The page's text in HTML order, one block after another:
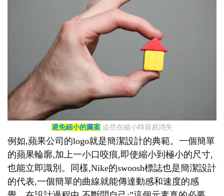
避免細小的圖案 這些在縮小時容易消失
例如,蘋果公司的logo就是簡潔設計的典範。一個簡單
的蘋果輪廓,加上一小口咬痕,即使縮小到極小的尺寸,
也能立即識別。同樣,Nike的swoosh標誌也是簡潔設計
的代表,一個簡單的曲線就能傳達動感和速度的感